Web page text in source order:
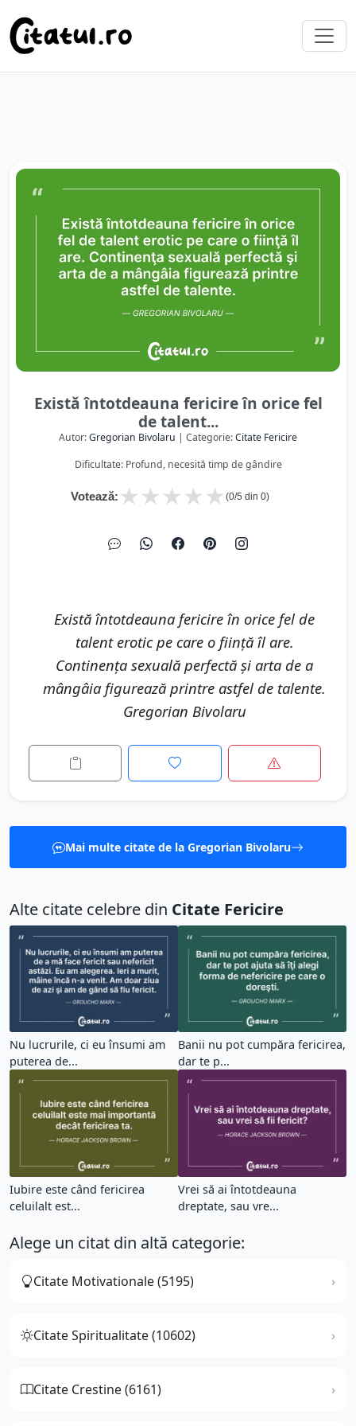
Există întotdeauna fericire în orice fel
de talent...
Autor:Gregorian Bivolaru | Categorie:Citate Fericire
Dificultate: Profund, necesită timp de gândire
Votează: ★
★
★
★
★ (0/5 din 0)
Există întotdeauna fericire în orice fel de
talent erotic pe care o fiinţă îl are.
Continenţa sexuală perfectă şi arta de a
mângâia figurează printre astfel de talente.
Gregorian Bivolaru
Mai multe citate de la Gregorian Bivolaru
Alte citate celebre din Citate Fericire
Nu lucrurile, ci eu însumi am
puterea de...
Banii nu pot cumpăra fericirea,
dar te p...
Iubire este când fericirea
celuilalt est...
Vrei să ai întotdeauna
dreptate, sau vre...
Alege un citat din altă categorie:
Citate Motivationale (5195)
Citate Spiritualitate (10602)
Citate Crestine (6161)